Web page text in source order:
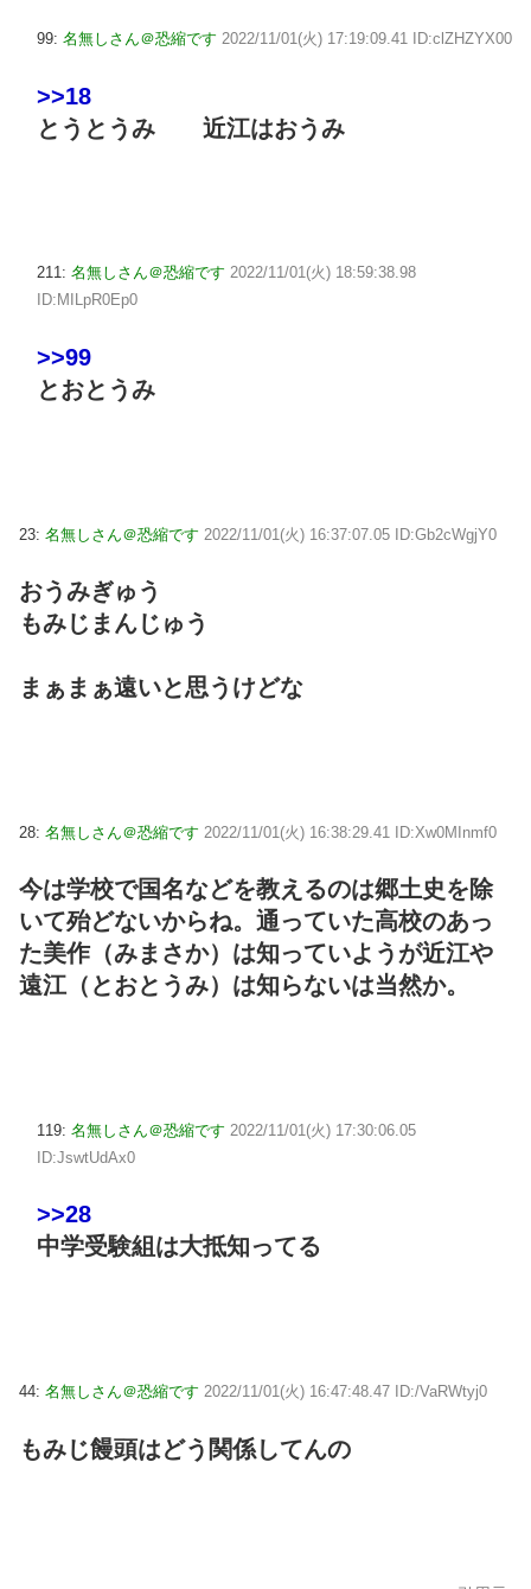
99: 名無しさん＠恐縮です 2022/11/01(火) 17:19:09.41 ID:clZHZYX00
>>18
とうとうみ 近江はおうみ
211: 名無しさん＠恐縮です 2022/11/01(火) 18:59:38.98
ID:MILpR0Ep0
>>99
とおとうみ
23: 名無しさん＠恐縮です 2022/11/01(火) 16:37:07.05 ID:Gb2cWgjY0
おうみぎゅう
もみじまんじゅう
まぁまぁ遠いと思うけどな
28: 名無しさん＠恐縮です 2022/11/01(火) 16:38:29.41 ID:Xw0MInmf0
今は学校で国名などを教えるのは郷土史を除
いて殆どないからね。通っていた高校のあっ
た美作（みまさか）は知っていようが近江や
遠江（とおとうみ）は知らないは当然か。
119: 名無しさん＠恐縮です 2022/11/01(火) 17:30:06.05
ID:JswtUdAx0
>>28
中学受験組は大抵知ってる
44: 名無しさん＠恐縮です 2022/11/01(火) 16:47:48.47 ID:/VaRWtyj0
もみじ饅頭はどう関係してんの